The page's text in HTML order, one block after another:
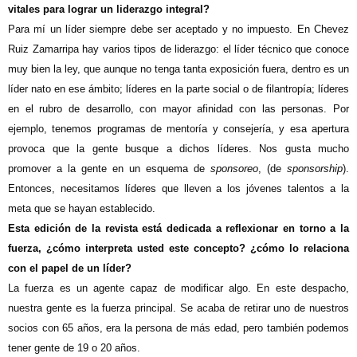
vitales para lograr un liderazgo integral?
Para mí un líder siempre debe ser aceptado y no impuesto. En Chevez
Ruiz Zamarripa hay varios tipos de liderazgo: el líder técnico que conoce
muy bien la ley, que aunque no tenga tanta exposición fuera, dentro es un
líder nato en ese ámbito; líderes en la parte social o de filantropía; líderes
en el rubro de desarrollo, con mayor afinidad con las personas. Por
ejemplo, tenemos programas de mentoría y consejería, y esa apertura
provoca que la gente busque a dichos líderes. Nos gusta mucho
promover a la gente en un esquema de sponsoreo , (de sponsorship).
Entonces, necesitamos líderes que lleven a los jóvenes talentos a la
meta que se hayan establecido.
Esta edición de la revista está dedicada a reflexionar en torno a la
fuerza, ¿cómo interpreta usted este concepto? ¿cómo lo relaciona
con el papel de un líder?
La fuerza es un agente capaz de modificar algo. En este despacho,
nuestra gente es la fuerza principal. Se acaba de retirar uno de nuestros
socios con 65 años, era la persona de más edad, pero también podemos
tener gente de 19 o 20 años.